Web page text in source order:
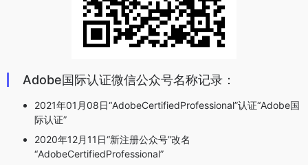
Adobe国际认证微信公众号名称记录：
2021年01月08日“AdobeCertifiedProfessional”认证“Adobe国
际认证”
2020年12月11日“新注册公众号”改名
“AdobeCertifiedProfessional”